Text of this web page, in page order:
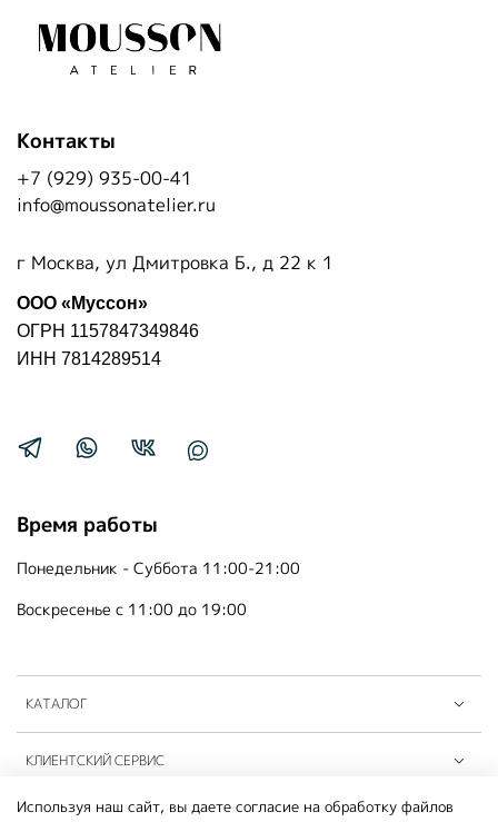
КАТАЛОГ
КЛИЕНТСКИЙ СЕРВИС
ПАРТНЁРЫ B2B
Время работы
Понедельник - Суббота 11:00-21:00
Воскресенье с 11:00 до 19:00
Контакты
+7 (929) 935-00-41
info@moussonatelier.ru
г Москва, ул Дмитровка Б., д 22 к 1
ООО «Муссон»
ОГРН 1157847349846
ИНН 7814289514
Используя наш сайт, вы даете согласие на обработку файлов